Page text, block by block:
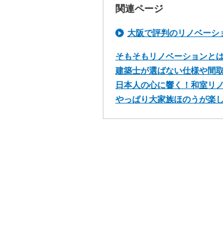
関連ページ
大阪で評判のリノベーシ
そもそもリノベーションと
建築士が選ばない仕様や間
日本人の心に響く！和室リ
やっぱり大家族ほのうが楽